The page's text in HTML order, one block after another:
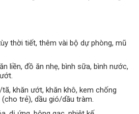
thời tiết, thêm vài bộ dự phòng, mũ
liền, đồ ăn nhẹ, bình sữa, bình nước,
khăn ướt, khăn khô, kem chống
trẻ), dầu gió/dầu tràm.